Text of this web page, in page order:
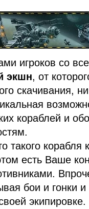
игроков со
экшн, от
скачивания,
кораблей и
такого корабля
есть Ваше
бои и гонки
экипировке.